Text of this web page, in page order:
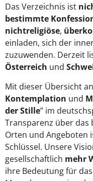
Das Verzeichnis ist
bestimmte
nichtreligiöse,
einladen, sich der
zuzuwenden. Derzeit
Österreich und
Mit dieser Übersicht an
Kontemplation und
der Stille” im
Transparenz über das
Orten und Angeboten
Schlüssel. Unsere
gesellschaftlich mehr
ihre Bedeutung für